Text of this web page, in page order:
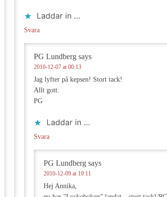
Laddar in …
Svara
PG Lundberg says
2010-12-07 at 00:13
Jag lyfter på kepsen! Stort tack!
Allt gott.
PG
Laddar in …
Svara
PG Lundberg says
2010-12-09 at 19:11
Hej Annika,